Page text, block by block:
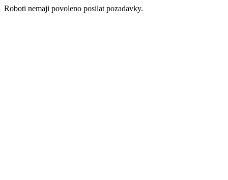
Roboti nemaji povoleno posilat pozadavky.